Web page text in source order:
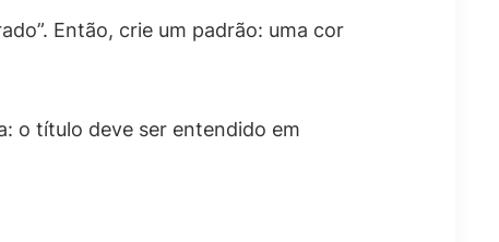
Então, crie um padrão: uma cor
o título deve ser entendido em